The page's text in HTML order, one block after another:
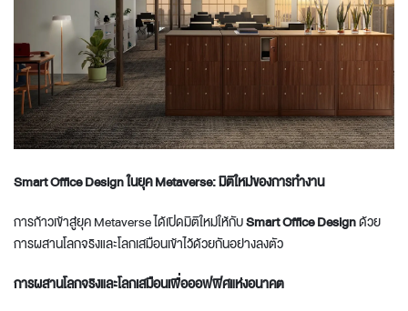
Smart Office Design ในยุค Metaverse: มิติใหม่ของการทำงาน
การก้าวเข้าสู่ยุค Metaverse ได้เปิดมิติใหม่ให้กับSmart Office Designด้วย
การผสานโลกจริงและโลกเสมือนเข้าไว้ด้วยกันอย่างลงตัว
การผสานโลกจริงและโลกเสมือนเพื่อออฟฟิศแห่งอนาคต